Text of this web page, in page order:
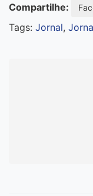
Compartilhe:
Tags: Jornal,